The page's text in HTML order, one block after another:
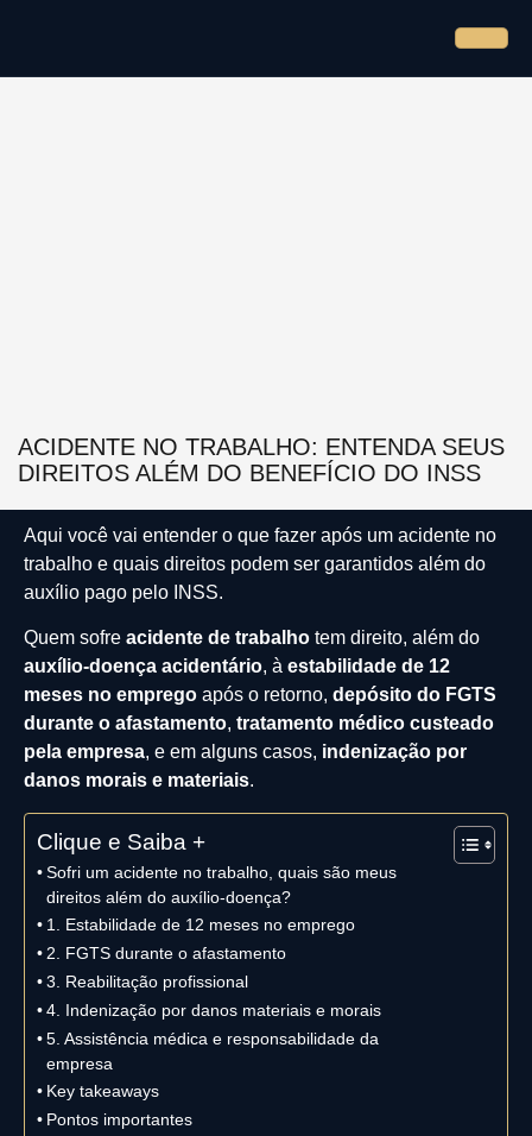
ACIDENTE NO TRABALHO: ENTENDA SEUS
DIREITOS ALÉM DO BENEFÍCIO DO INSS
Aqui você vai entender o que fazer após um acidente no
trabalho e quais direitos podem ser garantidos além do
auxílio pago pelo INSS.
Quem sofre acidente de trabalho tem direito, além do
auxílio-doença acidentário, à estabilidade de 12
meses no emprego após o retorno, depósito do FGTS
durante o afastamento, tratamento médico custeado
pela empresa, e em alguns casos, indenização por
danos morais e materiais.
Clique e Saiba +
Sofri um acidente no trabalho, quais são meus
direitos além do auxílio-doença?
1. Estabilidade de 12 meses no emprego
2. FGTS durante o afastamento
3. Reabilitação profissional
4. Indenização por danos materiais e morais
5. Assistência médica e responsabilidade da
empresa
Key takeaways
Pontos importantes